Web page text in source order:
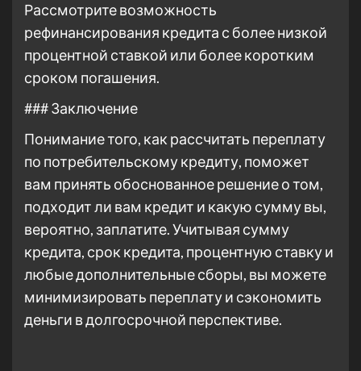
Рассмотрите возможность
рефинансирования кредита с более низкой
процентной ставкой или более коротким
сроком погашения.
### Заключение
Понимание того, как рассчитать переплату
по потребительскому кредиту, поможет
вам принять обоснованное решение о том,
подходит ли вам кредит и какую сумму вы,
вероятно, заплатите. Учитывая сумму
кредита, срок кредита, процентную ставку и
любые дополнительные сборы, вы можете
минимизировать переплату и сэкономить
деньги в долгосрочной перспективе.